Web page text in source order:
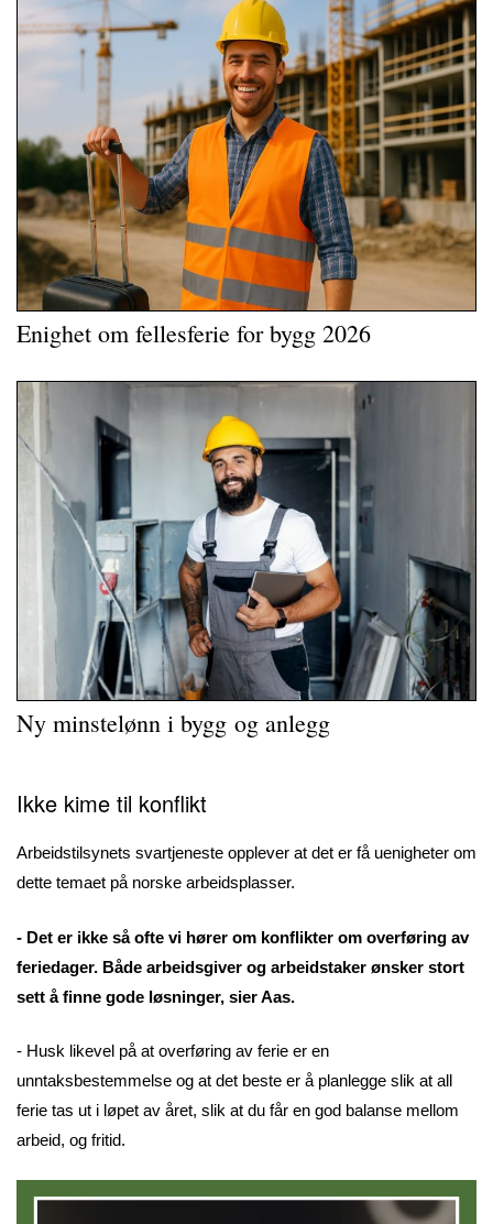
Enighet om fellesferie for bygg 2026
Ny minstelønn i bygg og anlegg
Ikke kime til konflikt
Arbeidstilsynets svartjeneste opplever at det er få uenigheter om
dette temaet på norske arbeidsplasser.
- Det er ikke så ofte vi hører om konflikter om overføring av
feriedager. Både arbeidsgiver og arbeidstaker ønsker stort
sett å finne gode løsninger, sier Aas.
- Husk likevel på at overføring av ferie er en
unntaksbestemmelse og at det beste er å planlegge slik at all
ferie tas ut i løpet av året, slik at du får en god balanse mellom
arbeid, og fritid.